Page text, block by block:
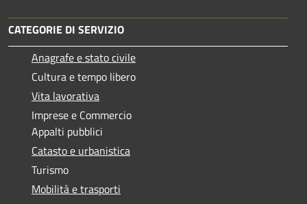
CATEGORIE DI SERVIZIO
Anagrafe e stato civile
Cultura e tempo libero
Vita lavorativa
Imprese e Commercio
Appalti pubblici
Catasto e urbanistica
Turismo
Mobilità e trasporti